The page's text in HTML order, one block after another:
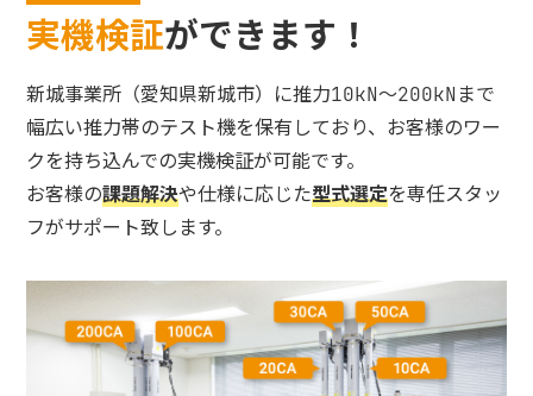
実機検証ができます！
新城事業所（愛知県新城市）に推力10kN～200kNまで
幅広い推力帯のテスト機を保有しており、お客様のワー
クを持ち込んでの実機検証が可能です。
お客様の課題解決や仕様に応じた型式選定を専任スタッ
フがサポート致します。